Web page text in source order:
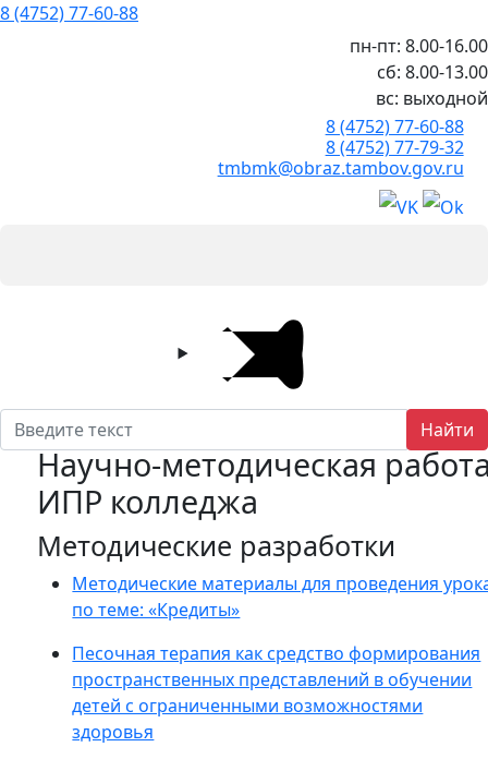
8 (4752) 77-60-88
пн-пт: 8.00-16.00
сб: 8.00-13.00
вс: выходной
8 (4752) 77-60-88
8 (4752) 77-79-32
tmbmk@obraz.tambov.gov.ru
Найти
Научно-методическая
ИПР колледжа
Методические разработки
Методические материалы для проведения
по теме: «Кредиты»
Песочная терапия как средство формирования
пространственных представлений в обучении
детей с ограниченными возможностями
здоровья